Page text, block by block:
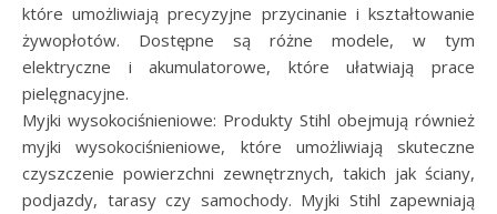
które umożliwiają precyzyjne przycinanie i kształtowanie
żywopłotów. Dostępne są różne modele, w tym
elektryczne i akumulatorowe, które ułatwiają prace
pielęgnacyjne.
Myjki wysokociśnieniowe: Produkty Stihl obejmują również
myjki wysokociśnieniowe, które umożliwiają skuteczne
czyszczenie powierzchni zewnętrznych, takich jak ściany,
podjazdy, tarasy czy samochody. Myjki Stihl zapewniają